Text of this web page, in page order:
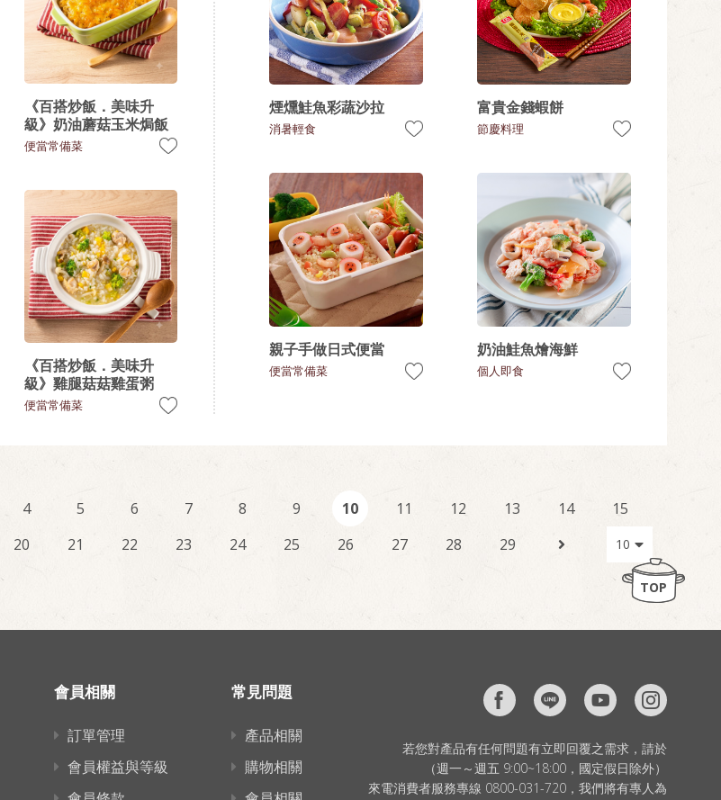
《百搭炒飯．美味升
級》奶油蘑菇玉米焗飯
便當常備菜
《百搭炒飯．美味升
級》雞腿菇菇雞蛋粥
便當常備菜
煙燻鮭魚彩蔬沙拉
消暑輕食
富貴金錢蝦餅
節慶料理
親子手做日式便當
便當常備菜
奶油鮭魚燴海鮮
個人即食
4 5 6 7 8 9 10 11 12 13 14
15
20 21 22 23 24 25 26 27 28 29
TOP
會員相關
訂單管理
會員權益與等級
常見問題
產品相關
購物相關
若您對產品有任何問題有立即回覆之需求，請於
（週一～週五 9:00~18:00，國定假日除外）
來電消費者服務專線 0800-031-720，我們將有專人為